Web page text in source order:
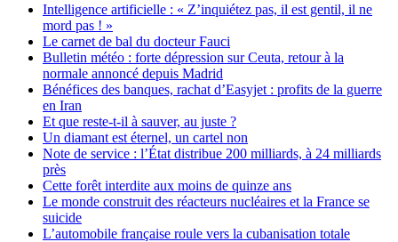
Intelligence artificielle : « Z’inquiétez pas, il est gentil, il ne
mord pas ! »
Le carnet de bal du docteur Fauci
Bulletin météo : forte dépression sur Ceuta, retour à la
normale annoncé depuis Madrid
Bénéfices des banques, rachat d’Easyjet : profits de la guerre
en Iran
Et que reste-t-il à sauver, au juste ?
Un diamant est éternel, un cartel non
Note de service : l’État distribue 200 milliards, à 24 milliards
près
Cette forêt interdite aux moins de quinze ans
Le monde construit des réacteurs nucléaires et la France se
suicide
L’automobile française roule vers la cubanisation totale